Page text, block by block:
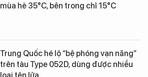
mùa hè 35°C, bên trong chỉ 15°C
Trung Quốc hé lộ “bệ phóng vạn năng”
trên tàu Type 052D, dùng được nhiều
loại tên lửa